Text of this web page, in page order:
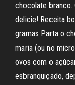
chocolate branco.
delicie! Receita
gramas Parta o
maria (ou no
ovos com o
esbranquiçado,